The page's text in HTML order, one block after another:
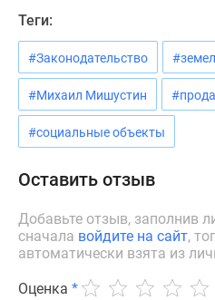
области
ипотека
Квартиры
скидками
25%
премиум-
класса
бизнес-
Теги:
#Законодательство
#Михаил Мишустин
#социальные объекты
Оставить отзыв
Добавьте отзыв, заполнив
сначала войдите на сайт,
автоматически взята из
Оценка *